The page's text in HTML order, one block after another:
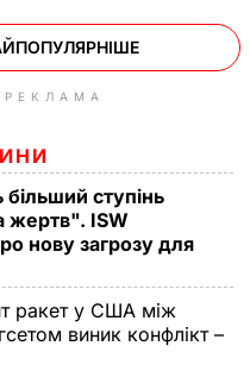
РЕКЛАМА
ступінь
жертв". ISW
нову загрозу для
ракет у США між
виник конфлікт –